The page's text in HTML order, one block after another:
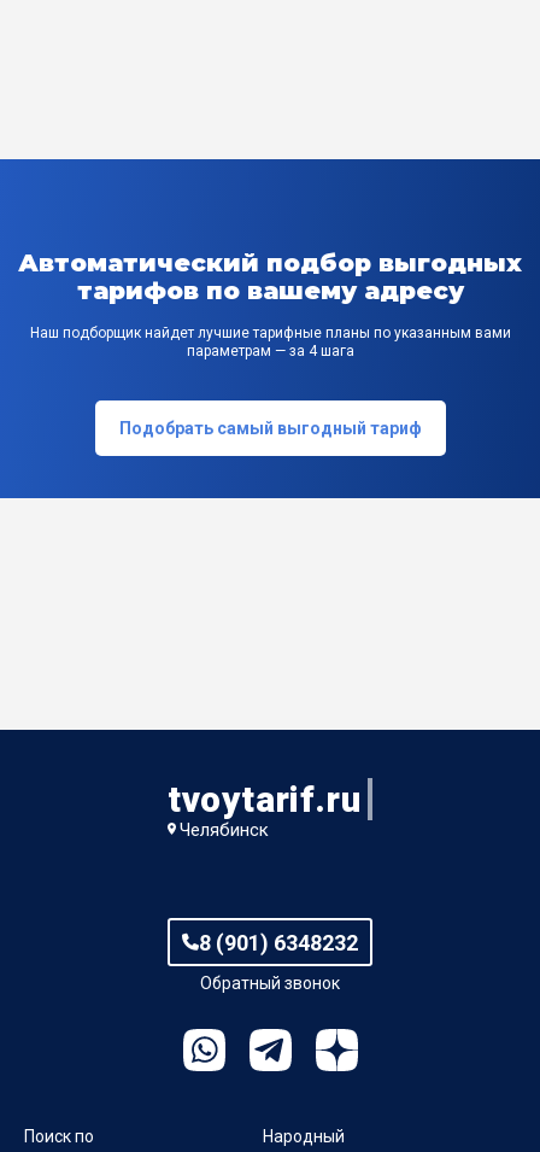
Автоматический подбор выгодных
тарифов по вашему адресу
Наш подборщик найдет лучшие тарифные планы по указанным вами
параметрам — за 4 шага
Подобрать самый выгодный тариф
tvoytarif.ru
Челябинск
8 (901) 6348232
Обратный звонок
Поиск по Народный